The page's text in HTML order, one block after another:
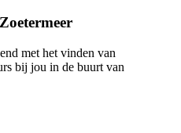
met het vinden van
bij jou in de buurt van